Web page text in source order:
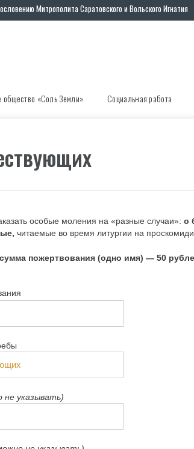
Митрополита Саратовского и Вольского Игнатия
«Соль Земли» Социальная работа
особые моления на «разные случаи»:о
читаемые во время литургии на
пожертвования (одно имя) — 50
не указывать)